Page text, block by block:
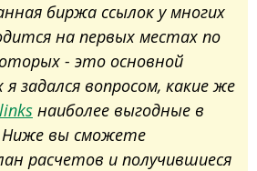
биржа ссылок у многих
на первых местах по
- это основной
задался вопросом, какие же
наиболее выгодные в
Ниже вы сможете
расчетов и получившиеся